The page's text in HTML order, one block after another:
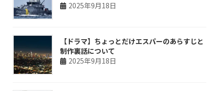
2025年9月18日
【ドラマ】ちょっとだけエスパーのあらすじと
制作裏話について
2025年9月18日